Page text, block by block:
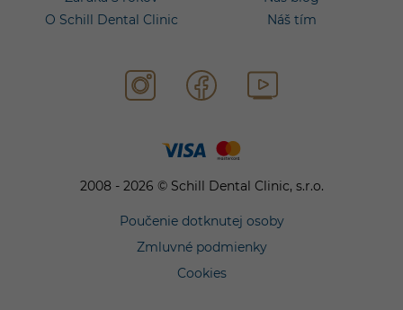
O Schill Dental Clinic
Náš tím
2008 - 2026 © Schill Dental Clinic, s.r.o.
Poučenie dotknutej osoby
Zmluvné podmienky
Cookies